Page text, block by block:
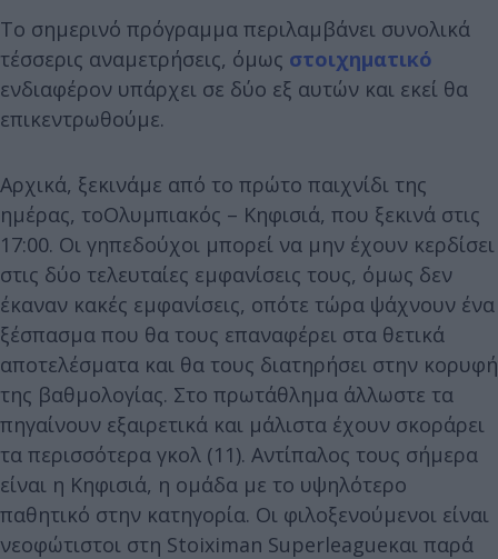
Το σημερινό πρόγραμμα περιλαμβάνει συνολικά
τέσσερις αναμετρήσεις, όμως στοιχηματικό
ενδιαφέρον υπάρχει σε δύο εξ αυτών και εκεί θα
επικεντρωθούμε.
Αρχικά, ξεκινάμε από το πρώτο παιχνίδι της
ημέρας, τοΟλυμπιακός – Κηφισιά, που ξεκινά στις
17:00. Οι γηπεδούχοι μπορεί να μην έχουν κερδίσει
στις δύο τελευταίες εμφανίσεις τους, όμως δεν
έκαναν κακές εμφανίσεις, οπότε τώρα ψάχνουν ένα
ξέσπασμα που θα τους επαναφέρει στα θετικά
αποτελέσματα και θα τους διατηρήσει στην κορυφή
της βαθμολογίας. Στο πρωτάθλημα άλλωστε τα
πηγαίνουν εξαιρετικά και μάλιστα έχουν σκοράρει
τα περισσότερα γκολ (11). Αντίπαλος τους σήμερα
είναι η Κηφισιά, η ομάδα με το υψηλότερο
παθητικό στην κατηγορία. Οι φιλοξενούμενοι είναι
νεοφώτιστοι στη Stoiximan Superleagueκαι παρά